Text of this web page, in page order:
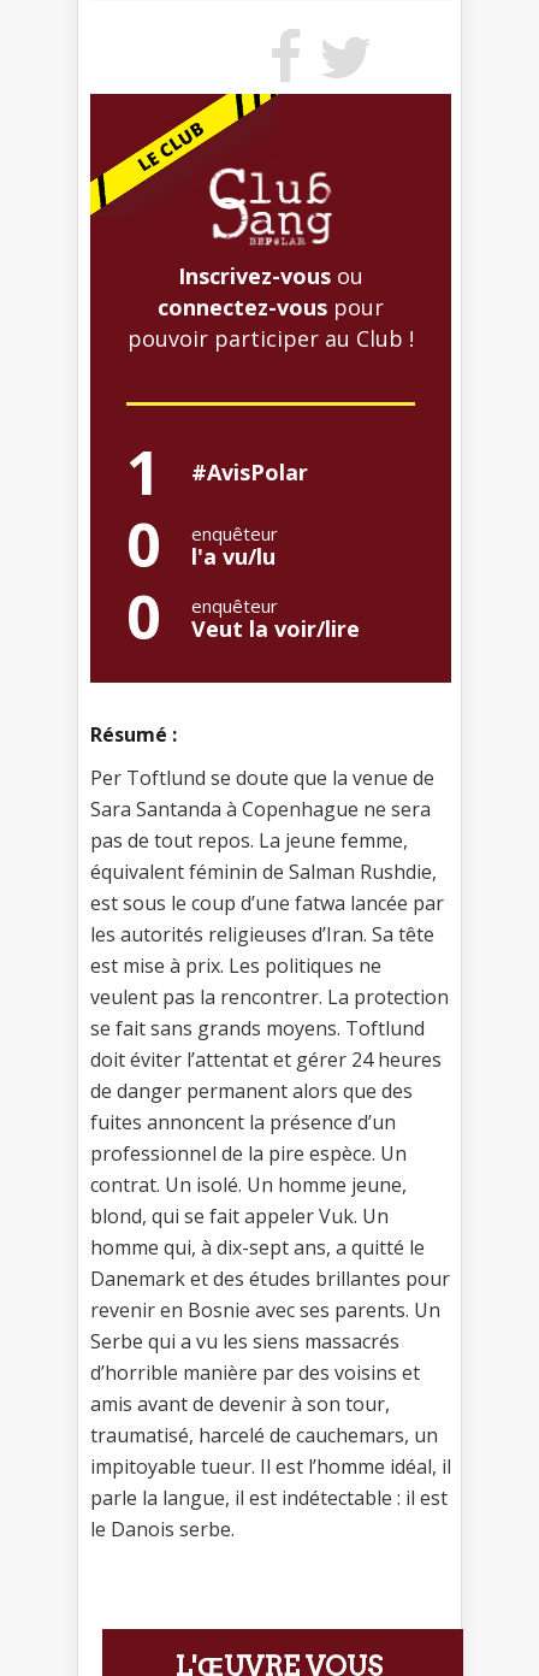
Inscrivez-vous ou
connectez-vous pour
pouvoir participer au Club !
1 #AvisPolar
0 enquêteur
l'a vu/lu
0 enquêteur
Veut la voir/lire
Résumé :
Per Toftlund se doute que la venue de
Sara Santanda à Copenhague ne sera
pas de tout repos. La jeune femme,
équivalent féminin de Salman Rushdie,
est sous le coup d’une fatwa lancée par
les autorités religieuses d’Iran. Sa tête
est mise à prix. Les politiques ne
veulent pas la rencontrer. La protection
se fait sans grands moyens. Toftlund
doit éviter l’attentat et gérer 24 heures
de danger permanent alors que des
fuites annoncent la présence d’un
professionnel de la pire espèce. Un
contrat. Un isolé. Un homme jeune,
blond, qui se fait appeler Vuk. Un
homme qui, à dix-sept ans, a quitté le
Danemark et des études brillantes pour
revenir en Bosnie avec ses parents. Un
Serbe qui a vu les siens massacrés
d’horrible manière par des voisins et
amis avant de devenir à son tour,
traumatisé, harcelé de cauchemars, un
impitoyable tueur. Il est l’homme idéal, il
parle la langue, il est indétectable : il est
le Danois serbe.
L'ŒUVRE VOUS